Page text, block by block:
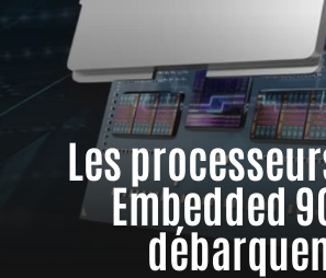
Les
Embedded